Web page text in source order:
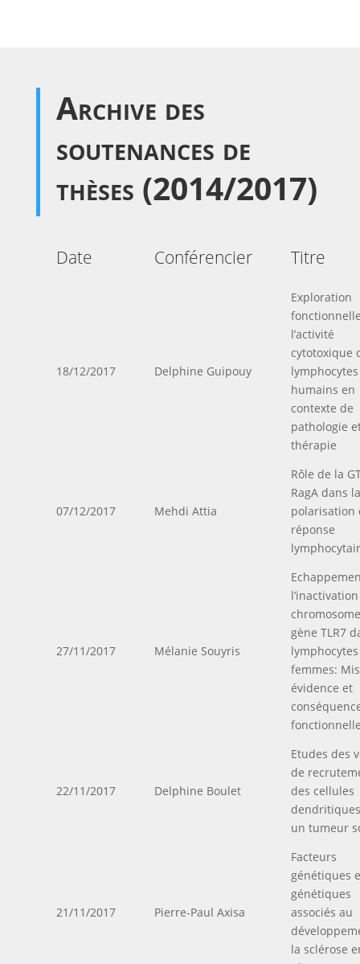
Archive des
soutenances de
thèses (2014/2017)
Date Conférencier Titre
18/12/2017 Delphine Guipouy
Exploration
l’activité
cytotoxique
lymphocytes
humains en
contexte de
pathologie
thérapie
07/12/2017 Mehdi Attia
Rôle de la
RagA dans la
polarisation
réponse
27/11/2017 Mélanie Souyris
gène TLR7
femmes:
évidence et
22/11/2017 Delphine Boulet
Etudes des
de
des cellules
un tumeur
21/11/2017 Pierre-Paul Axisa
Facteurs
génétiques
génétiques
associés au
la sclérose